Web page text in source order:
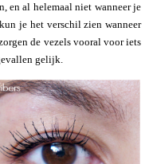
en al helemaal niet wanneer je
je het verschil zien wanneer
de vezels vooral voor iets
gelijk.